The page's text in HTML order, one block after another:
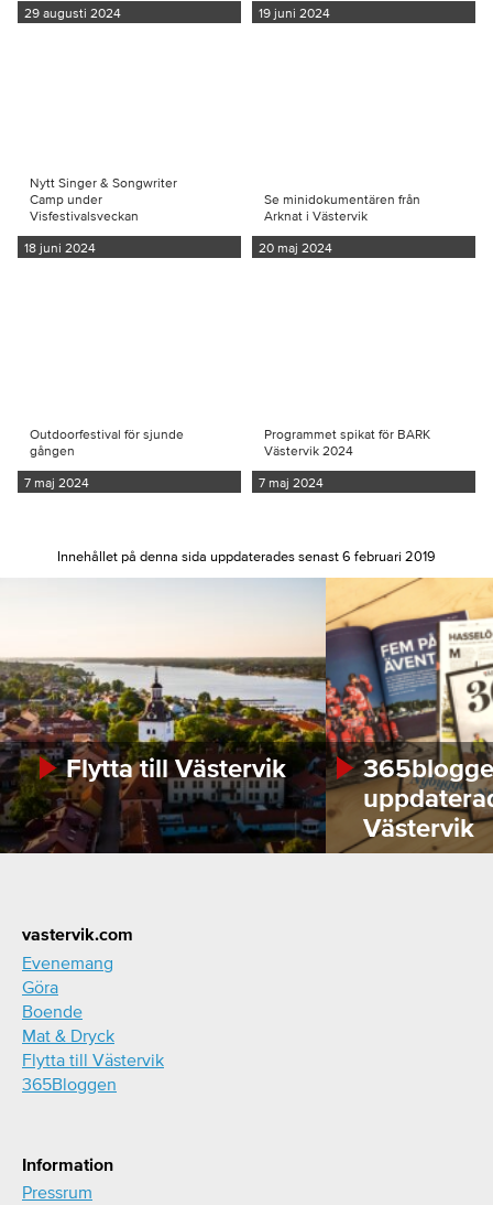
29 augusti 2024 19 juni 2024
Nytt Singer & Songwriter
Camp under
Visfestivalsveckan
18 juni 2024
Se minidokumentären från
Arknat i Västervik
20 maj 2024
Outdoorfestival för sjunde
gången
7 maj 2024
Programmet spikat för BARK
Västervik 2024
7 maj 2024
Innehållet på denna sida uppdaterades senast 6 februari 2019
Flytta till Västervik
Västervik
Footer
vastervik.com
Evenemang
Göra
Boende
Mat & Dryck
Flytta till Västervik
365Bloggen
Information
Pressrum